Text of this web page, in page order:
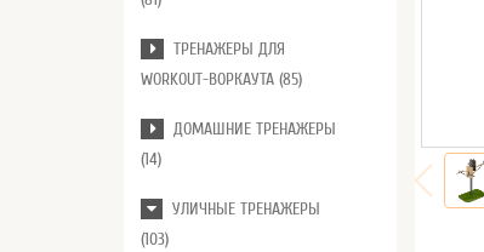
ТРЕНАЖЕРЫ ДЛЯ
WORKOUT-ВОРКАУТА (85)
ДОМАШНИЕ ТРЕНАЖЕРЫ
(14)
УЛИЧНЫЕ ТРЕНАЖЕРЫ
(103)